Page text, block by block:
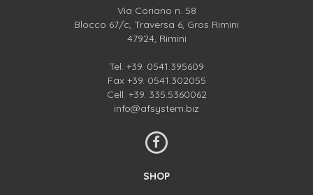
Via Coriano n. 58
Blocco 67/c, Traversa 6, Gros Rimini
47924, Rimini
Tel. +39. 0541.395609
Fax +39. 0541.302055
Cell. +39. 335.5360062
info@afsystem.biz
SHOP